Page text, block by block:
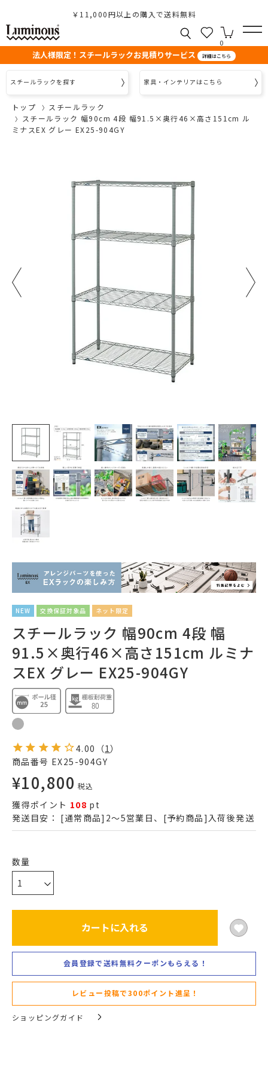
￥11,000円以上の購入で送料無料
0
法人様限定！スチールラックお見積りサービス 詳細はこちら
スチールラックを探す 家具・インテリアはこちら
トップ
スチールラック
スチールラック 幅90cm 4段 幅91.5×奥行46×高さ151cm ル
ミナスEX グレー EX25-904GY
NEW 交換保証対象品 ネット限定
スチールラック 幅90cm 4段 幅
91.5×奥行46×高さ151cm ルミナ
スEX グレー EX25-904GY
4.00 （1）
商品番号 EX25-904GY
¥10,800 税込
獲得ポイント 108 pt
発送目安： [通常商品]2～5営業日、[予約商品]入荷後発送
カートに入れる
会員登録で送料無料クーポンもらえる！
レビュー投稿で300ポイント進呈！
ショッピングガイド